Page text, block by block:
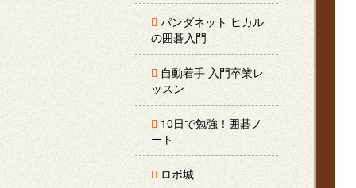
パンダネット ヒカル
の囲碁入門
自動着手 入門卒業レ
ッスン
10日で勉強！囲碁ノ
ート
ロボ城